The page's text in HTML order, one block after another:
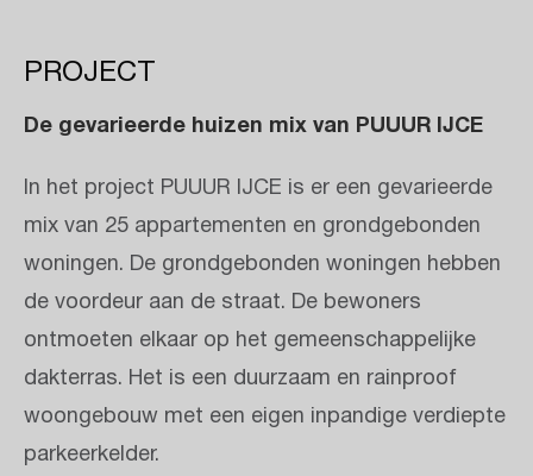
PROJECT
De gevarieerde huizen mix van PUUUR IJCE
In het project PUUUR IJCE is er een gevarieerde
mix van 25 appartementen en grondgebonden
woningen. De grondgebonden woningen hebben
de voordeur aan de straat. De bewoners
ontmoeten elkaar op het gemeenschappelijke
dakterras. Het is een duurzaam en rainproof
woongebouw met een eigen inpandige verdiepte
parkeerkelder.